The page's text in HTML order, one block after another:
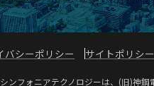
バシーポリシー サイトポリシー
ンフォニアテクノロジーは、(旧)神鋼